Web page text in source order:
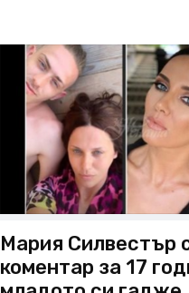
Мария Силвестър
коментар за 17